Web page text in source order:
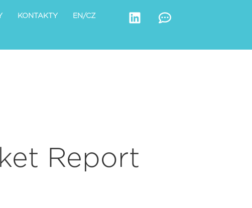
KONTAKTY EN/CZ
Report